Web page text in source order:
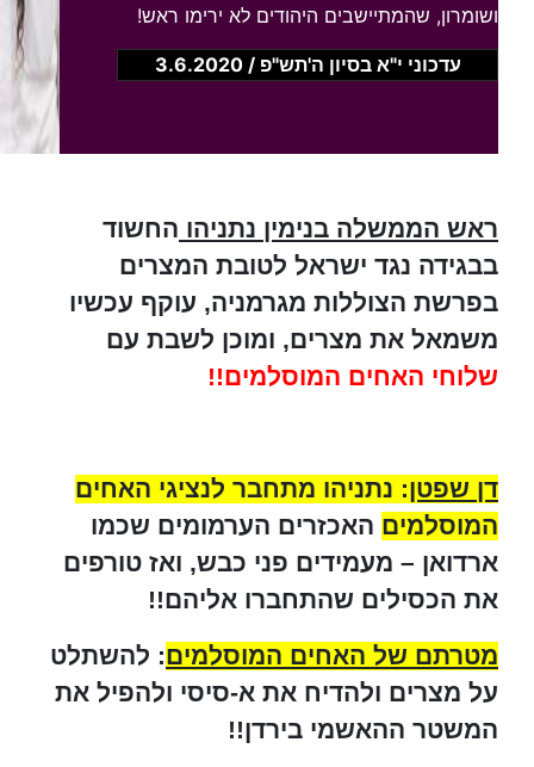
ושומרון, שהמתיישבים היהודים לא ירימו ראש!
עדכוני י"א בסיון ה'תש"פ / 3.6.2020
ראש הממשלה בנימין נתניהו החשוד
בבגידה נגד ישראל לטובת המצרים
בפרשת הצוללות מגרמניה, עוקף עכשיו
משמאל את מצרים, ומוכן לשבת עם
שלוחי האחים המוסלמים!!
דן שפטן: נתניהו מתחבר לנציגי האחים
המוסלמים האכזרים הערמומים שכמו
ארדואן – מעמידים פני כבש, ואז טורפים
את הכסילים שהתחברו אליהם!!
מטרתם של האחים המוסלמים: להשתלט
על מצרים ולהדיח את א-סיסי ולהפיל את
המשטר ההאשמי בירדן!!